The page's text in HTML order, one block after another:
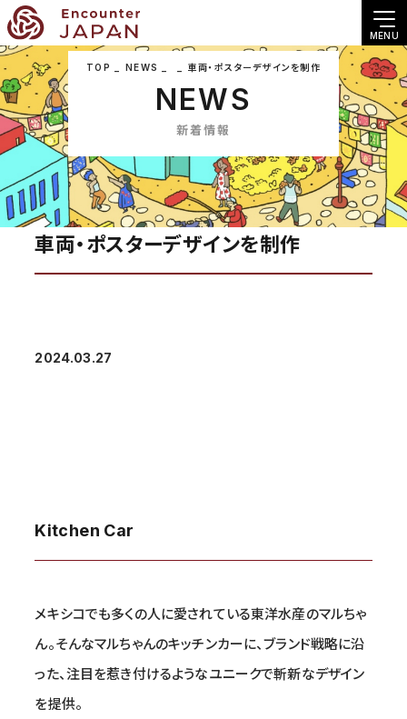
MENU
TOP NEWS 車両・ポスターデザインを制作
NEWS
新着情報
車両・ポスターデザインを制作
2024.03.27
Kitchen Car
メキシコでも多くの人に愛されている東洋水産のマルちゃ
ん。そんなマルちゃんのキッチンカーに、ブランド戦略に沿
った、注目を惹き付けるようなユニークで斬新なデザイン
を提供。